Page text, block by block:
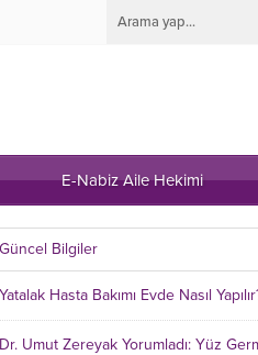
E-Nabiz Aile Hekimi
Güncel Bilgiler
Yatalak Hasta Bakımı Evde Nasıl
Dr. Umut Zereyak Yorumladı: Yüz